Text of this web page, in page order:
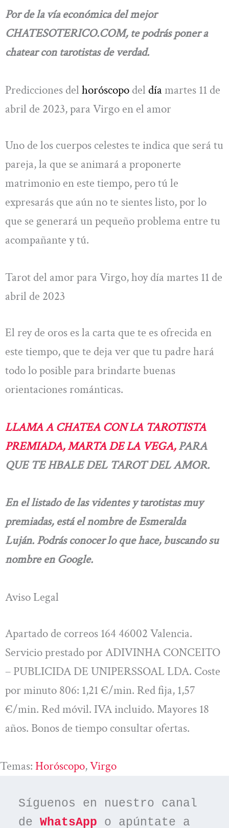
Por de la vía económica del mejor
CHATESOTERICO.COM, te podrás poner a
chatear con tarotistas de verdad.
Predicciones del horóscopo del díamartes 11 de
abril de 2023, para Virgo en el amor
Uno de los cuerpos celestes te indica que será tu
pareja, la que se animará a proponerte
matrimonio en este tiempo, pero tú le
expresarás que aún no te sientes listo, por lo
que se generará un pequeño problema entre tu
acompañante y tú.
Tarot del amor para Virgo, hoy día martes 11 de
abril de 2023
El rey de oros es la carta que te es ofrecida en
este tiempo, que te deja ver que tu padre hará
todo lo posible para brindarte buenas
orientaciones románticas.
LLAMA A CHATEA CON LA TAROTISTA
PREMIADA, MARTA DE LA VEGA,PARA
QUE TE HBALE DEL TAROT DEL AMOR.
En el listado de las videntes y tarotistas muy
premiadas, está el nombre de Esmeralda
Luján. Podrás conocer lo que hace, buscando su
nombre en Google.
Aviso Legal
Apartado de correos 164 46002 Valencia.
Servicio prestado por ADIVINHA CONCEITO
– PUBLICIDA DE UNIPERSSOAL LDA. Coste
por minuto 806: 1,21 €/min. Red fija, 1,57
€/min. Red móvil. IVA incluido. Mayores 18
años. Bonos de tiempo consultar ofertas.
Temas: Horóscopo, Virgo
Síguenos en nuestro canal
de WhatsApp o apúntate a